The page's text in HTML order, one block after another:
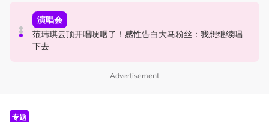
中港台新
陈土豆玩梗《下一站幸福》！同框阿信、吴建豪上演“光晞
不能捐”桥段
演唱会
范玮琪云顶开唱哽咽了！感性告白大马粉丝：我想继续唱
下去
中港台新
《披荆斩棘2026》正式官宣全阵容！余文乐、刘畊宏、孙
楠都来了
Advertisement
专题